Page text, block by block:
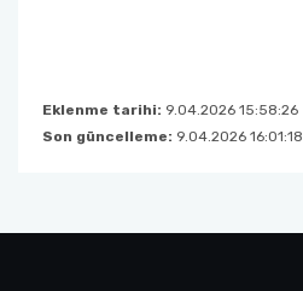
Eklenme tarihi: 9.04.2026 15:58:26
Son güncelleme: 9.04.2026 16:01:18
ÇAP-YANDAL